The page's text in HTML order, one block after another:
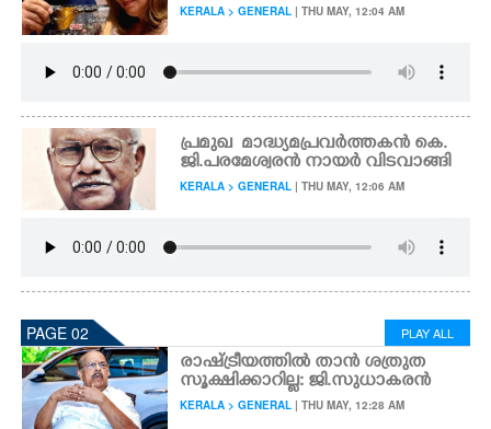
KERALA > GENERAL | THU MAY, 12:04 AM
പ്ര​മു​ഖ ​ ​മാ​ദ്ധ്യ​മ​പ്ര​വ​ർ​ത്ത​ക​ൻ കെ.
ജി.പരമേശ്വരൻ നായർ വിടവാങ്ങി
KERALA > GENERAL | THU MAY, 12:06 AM
PAGE 02 PLAY ALL
രാഷ്ട്രീയത്തിൽ താൻ ശത്രുത
സൂക്ഷിക്കാറില്ല: ജി.സുധാകരൻ
KERALA > GENERAL | THU MAY, 12:28 AM